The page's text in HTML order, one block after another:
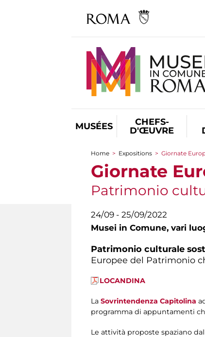
MUSÉES
CHEFS-
D'ŒUVRE
You are here
Home > Expositions > Giornate
Giornate
Patrimonio
24/09 - 25/09/2022
Musei in Comune, vari
Patrimonio culturale
Europee del Patrimonio
LOCANDINA
La Sovrintendenza Capitolina
programma di appuntamenti
Le attività proposte spaziano